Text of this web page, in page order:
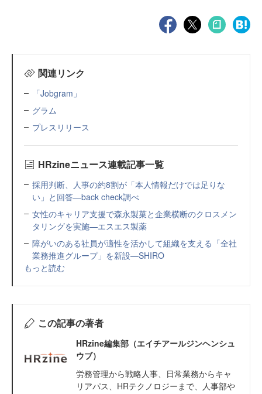
関連リンク
「Jobgram」
グラム
プレスリリース
HRzineニュース連載記事一覧
採用判断、人事の約8割が「本人情報だけでは足りな
い」と回答—back check調べ
女性のキャリア支援で森永製菓と企業横断のクロスメン
タリングを実施—エスエス製薬
障がいのある社員が適性を活かして組織を支える「全社
業務推進グループ」を新設—SHIRO
もっと読む
この記事の著者
HRzine編集部（エイチアールジンヘンシュ
ウブ）
労務管理から戦略人事、日常業務からキャ
リアパス、HRテクノロジーまで、人事部や